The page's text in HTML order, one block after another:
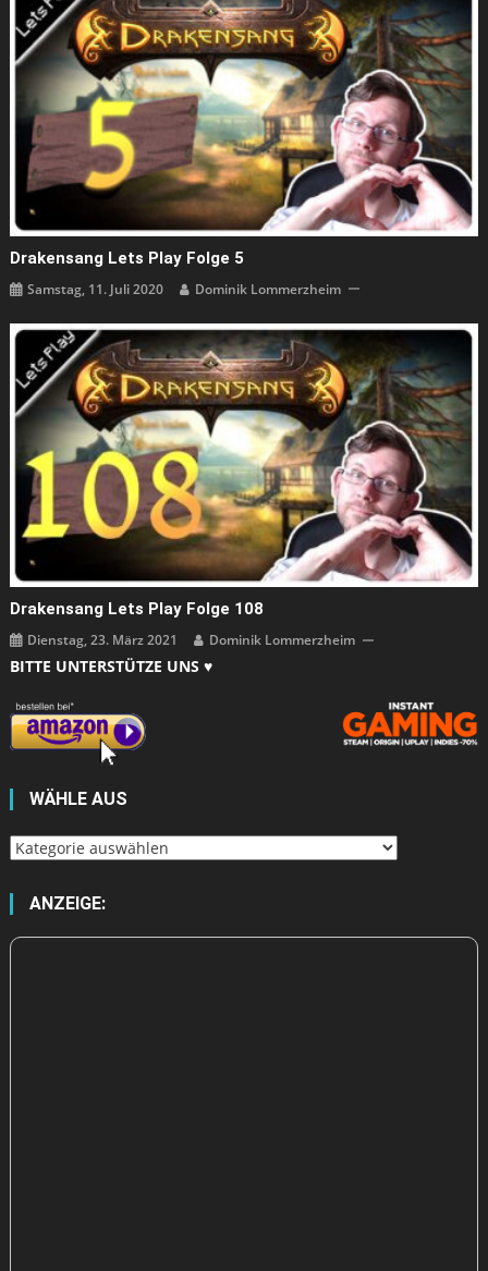
Drakensang Lets Play Folge 5
Samstag, 11. Juli 2020 Dominik Lommerzheim
Drakensang Lets Play Folge 108
Dienstag, 23. März 2021 Dominik Lommerzheim
BITTE UNTERSTÜTZE UNS ♥
WÄHLE AUS
Wähle
ANZEIGE: